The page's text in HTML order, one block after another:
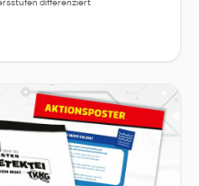
differenziert